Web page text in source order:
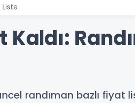
Liste
Kaldı:
randıman bazlı fiyat